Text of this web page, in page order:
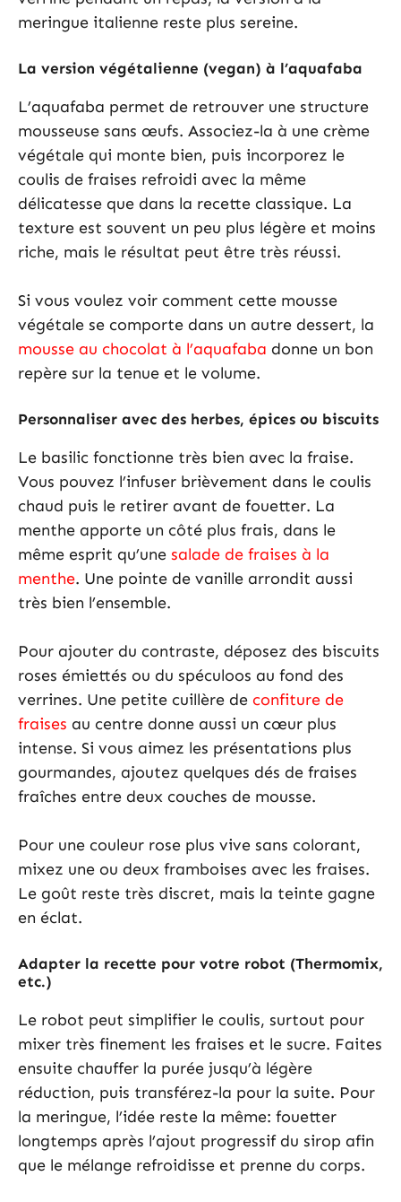
meringue italienne reste plus sereine.
La version végétalienne (vegan) à l’aquafaba
L’aquafaba permet de retrouver une structure
mousseuse sans œufs. Associez-la à une crème
végétale qui monte bien, puis incorporez le
coulis de fraises refroidi avec la même
délicatesse que dans la recette classique. La
texture est souvent un peu plus légère et moins
riche, mais le résultat peut être très réussi.
Si vous voulez voir comment cette mousse
végétale se comporte dans un autre dessert, la
mousse au chocolat à l’aquafaba donne un bon
repère sur la tenue et le volume.
Personnaliser avec des herbes, épices ou biscuits
Le basilic fonctionne très bien avec la fraise.
Vous pouvez l’infuser brièvement dans le coulis
chaud puis le retirer avant de fouetter. La
menthe apporte un côté plus frais, dans le
même esprit qu’une salade de fraises à la
menthe. Une pointe de vanille arrondit aussi
très bien l’ensemble.
Pour ajouter du contraste, déposez des biscuits
roses émiettés ou du spéculoos au fond des
verrines. Une petite cuillère de confiture de
fraises au centre donne aussi un cœur plus
intense. Si vous aimez les présentations plus
gourmandes, ajoutez quelques dés de fraises
fraîches entre deux couches de mousse.
Pour une couleur rose plus vive sans colorant,
mixez une ou deux framboises avec les fraises.
Le goût reste très discret, mais la teinte gagne
en éclat.
Adapter la recette pour votre robot (Thermomix,
etc.)
Le robot peut simplifier le coulis, surtout pour
mixer très finement les fraises et le sucre. Faites
ensuite chauffer la purée jusqu’à légère
réduction, puis transférez-la pour la suite. Pour
la meringue, l’idée reste la même: fouetter
longtemps après l’ajout progressif du sirop afin
que le mélange refroidisse et prenne du corps.